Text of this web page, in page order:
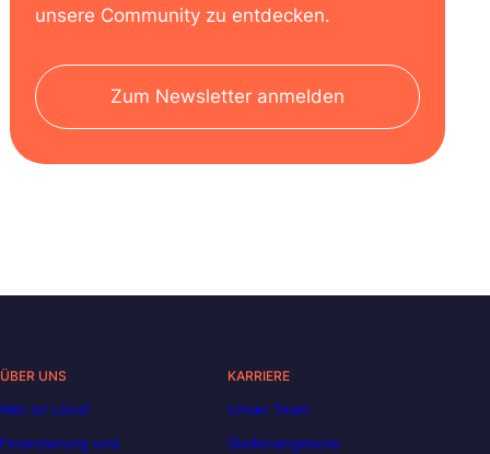
unsere Community zu entdecken.
Zum Newsletter anmelden
ÜBER UNS
Wer ist Liora?
Finanzierung und
KARRIERE
Unser Team
Stellenangebote